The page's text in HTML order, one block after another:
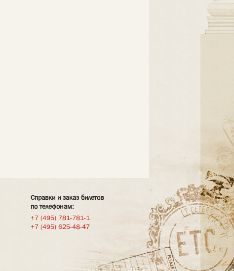
Справки и заказ билетов
по телефонам:
+7 (495) 781-781-1
+7 (495) 625-48-47